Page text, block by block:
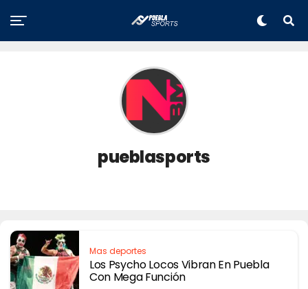
pueblasports
Mas deportes
Los Psycho Locos Vibran En Puebla
Con Mega Función